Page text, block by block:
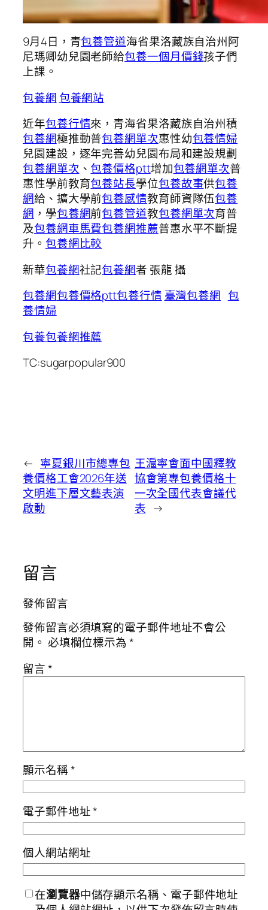
9月4日，青包養管道海省果洛藏族自治州阿
尼瑪卿幼兒園老師給包養一個月價錢孩子們
上課。
包養網包養網站
近年包養行情來，青海省果洛藏族自治州積
包養網極推動普包養網單次惠性幼包養情婦
兒園建設，逐年完善幼兒園布局和建設規劃
包養網單次 、包養價格ptt增加包養網單次普
惠性學前教育包養站長學位包養故事供包養
網給、擴大學前包養感情教育師資隊伍包養
網 ，學包養網前包養管道教包養網單次育普
及包養網車馬費包養網推薦普惠水平不斷提
升。 包養網比較
新華包養網社記包養網者 張龍 攝
包養網包養價格ptt包養行情 臺灣包養網 包
養情婦
包養包養網推薦
TC:sugarpopular900
← 寧夏銀川市總專包
養價格工會2026年送
文明進下層文藝表演
啟動
王滬寧會面中國釋教
協會第專包養價格十
一次全國代表會議代
表 →
留言
發佈留言
發佈留言必須填寫的電子郵件地址不會公
開。 必填欄位標示為*
留言*
顯示名稱*
電子郵件地址*
個人網站網址
在瀏覽器中儲存顯示名稱、電子郵件地址